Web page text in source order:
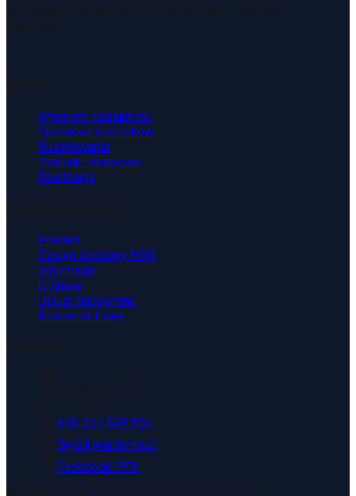
Wynajem szalunków
Sprzedaż szalunków
Rusztowania
Szalunki stropowe
Realizacje
Kontakt
Zasięg dostawy HDS
Informacje
O firmie
Usługi budowlane
Koszenie trawy
+48 537 639 955
Wyślij wiadomość
Facebook PFX